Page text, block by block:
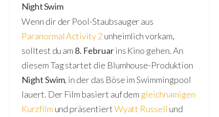
Night Swim
Wenn dir der Pool-Staubsauger aus
Paranormal Activity 2 unheimlich vorkam,
solltest du am 8. Februarins Kino gehen. An
diesem Tag startet die Blumhouse-Produktion
Night Swim, in der das Böse im Swimmingpool
lauert. Der Film basiert auf dem gleichnamigen
Kurzfilm und präsentiertWyatt Russell und